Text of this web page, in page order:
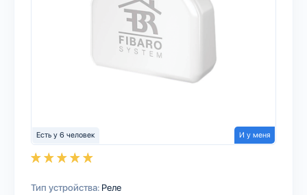
Есть у 6 человек И у меня
Тип устройства: Реле